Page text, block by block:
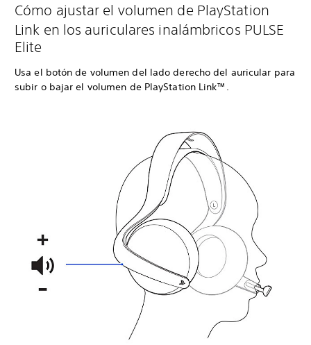
Cómo ajustar el volumen de PlayStation
Link en los auriculares inalámbricos PULSE
Elite
Usa el botón de volumen del lado derecho del auricular para
subir o bajar el volumen de PlayStation Link™.